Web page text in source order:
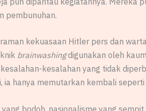
pembunuhan.
kekuasaan Hitler pers dan
brainwashingdigunakan oleh
kesalahan yang tidak
ia hanya memutarkan kembali
bodoh, nasionalisme yang